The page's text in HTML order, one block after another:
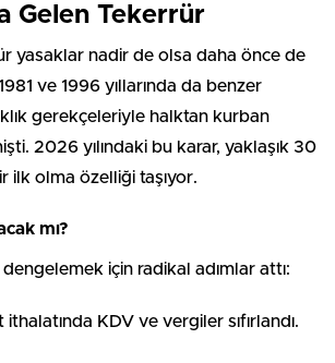
Gelen Tekerrür
yasaklar nadir de olsa daha önce de
ve 1996 yıllarında da benzer
gerekçeleriyle halktan kurban
2026 yılındaki bu karar, yaklaşık 30
ilk olma özelliği taşıyor.
mı?
için radikal adımlar attı:
KDV ve vergiler sıfırlandı.